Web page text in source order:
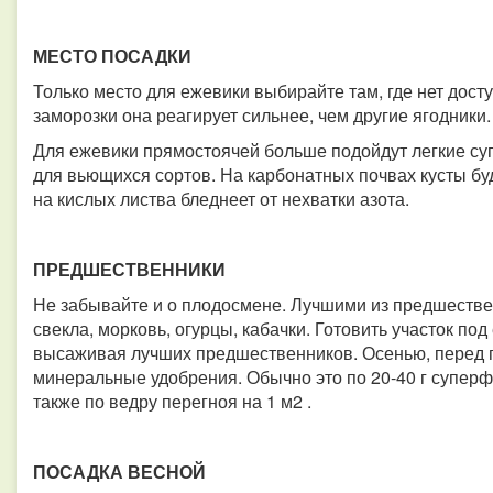
МЕСТО ПОСАДКИ
Только место для ежевики выбирайте там, где нет
заморозки она реагирует сильнее, чем другие ягодники.
Для ежевики прямостоячей больше подойдут легкие
для вьющихся сортов. На карбонатных почвах кусты
на кислых листва бледнеет от нехватки азота.
ПРЕДШЕСТВЕННИКИ
Не забывайте и о плодосмене. Лучшими из
свекла, морковь, огурцы, кабачки. Готовить участок
высаживая лучших предшественников. Осенью, перед
минеральные удобрения. Обычно это по 20-40 г
также по ведру перегноя на 1 м2 .
ПОСАДКА ВЕСНОЙ